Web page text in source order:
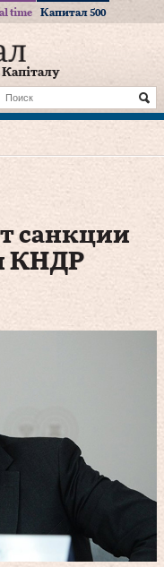
time Капитал 500
Капіталу
санкции
КНДР